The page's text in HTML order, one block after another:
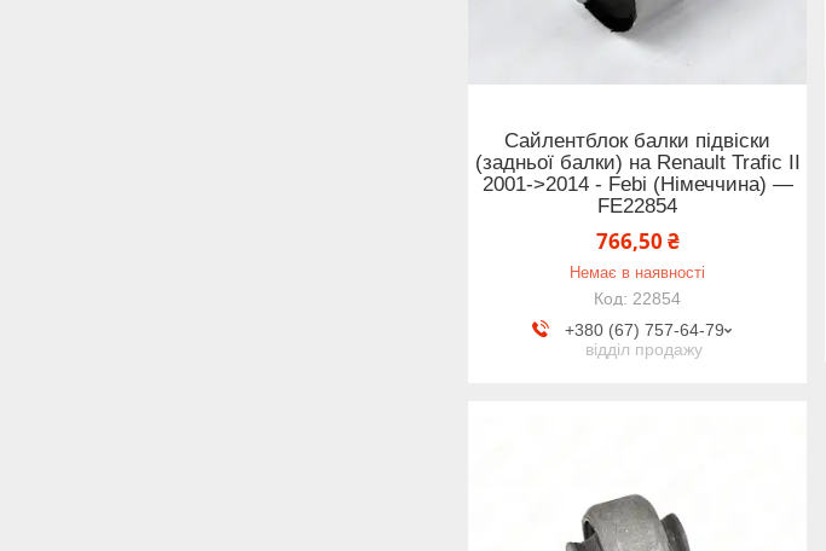
Сайлентблок балки підвіски
(задньої балки) на Renault Trafic II
2001->2014 - Febi (Німеччина) —
FE22854
766,50 ₴
Немає в наявності
22854
+380 (67) 757-64-79
відділ продажу